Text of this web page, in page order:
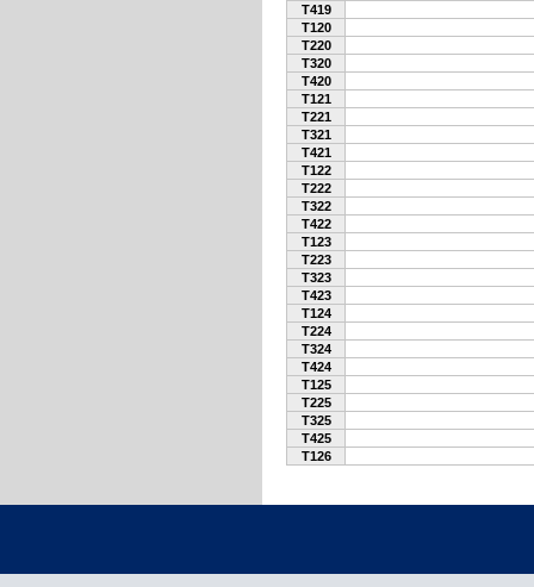
T419
T120
T220
T320
T420
T121
T221
T321
T421
T122
T222
T322
T422
T123
T223
T323
T423
T124
T224
T324
T424
T125
T225
T325
T425
T126